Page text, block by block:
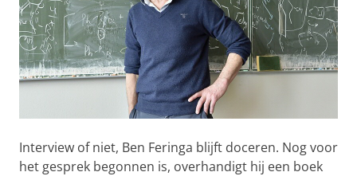
Interview of niet, Ben Feringa blijft doceren. Nog voor
het gesprek begonnen is, overhandigt hij een boek